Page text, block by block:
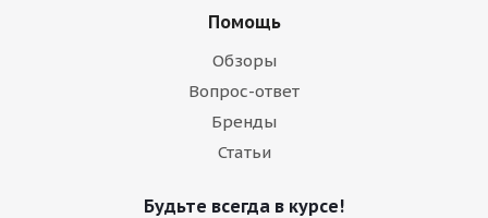
Помощь
Обзоры
Вопрос-ответ
Бренды
Статьи
Будьте всегда в курсе!